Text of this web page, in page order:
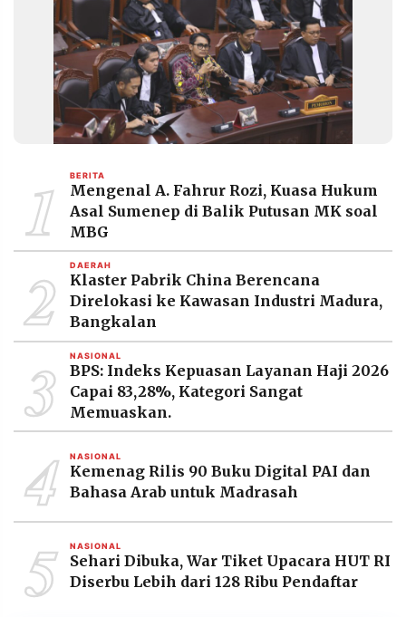
RESOLUSI
PRAMUDITA
2026
PT.
MEDIA
PRAMUDITA
1 BERITA
Mengenal A. Fahrur Rozi, Kuasa Hukum
Asal Sumenep di Balik Putusan MK soal
MBG
2 DAERAH
Klaster Pabrik China Berencana
Direlokasi ke Kawasan Industri Madura,
Bangkalan
3 NASIONAL
BPS: Indeks Kepuasan Layanan Haji 2026
Capai 83,28%, Kategori Sangat
Memuaskan.
4 NASIONAL
Kemenag Rilis 90 Buku Digital PAI dan
Bahasa Arab untuk Madrasah
5 NASIONAL
Sehari Dibuka, War Tiket Upacara HUT RI
Diserbu Lebih dari 128 Ribu Pendaftar